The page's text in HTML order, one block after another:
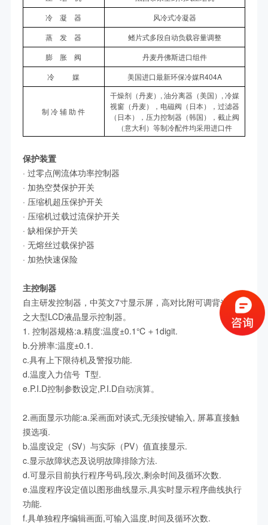
冷 凝 器
风冷式冷凝器
蒸 发 器
鳍片式多段自动负载容量调整
膨 胀 阀
丹麦丹佛斯进口组件
冷 媒
美国进口最新环保冷媒R404A
制 冷 辅 助 件
干燥剂（丹麦）, 油分离器（美国）, 冷媒
视窗（丹麦），电磁阀（日本），过滤器
（日本），压力控制器（韩国），截止阀
（意大利）等制冷配件均采用进口件
保护装置
· 过零点闸流体功率控制器
· 加热空焚保护开关
· 压缩机超压保护开关
· 压缩机过载过流保护开关
· 缺相保护开关
· 无熔丝过载保护器
· 加热快速保险
主控制器
自主研发控制器，中英文7寸显示屏，高对比附可调背光功能
之大型LCD液晶显示控制器。
1. 控制器规格:a.精度:温度±0.1℃＋1digit.
b.分辨率:温度±0.1.
c.具有上下限待机及警报功能.
d.温度入力信号 T型.
e.P.I.D控制参数设定,P.I.D自动演算。
2.画面显示功能:a.采画面对谈式,无须按键输入, 屏幕直接触
摸选项.
b.温度设定（SV）与实际（PV）值直接显示.
c.显示故障状态及说明故障排除方法.
d.可显示目前执行程序号码,段次,剩余时间及循环次数.
e.温度程序设定值以图形曲线显示,具实时显示程序曲线执行
功能.
f.具单独程序编辑画面,可输入温度,时间及循环次数.